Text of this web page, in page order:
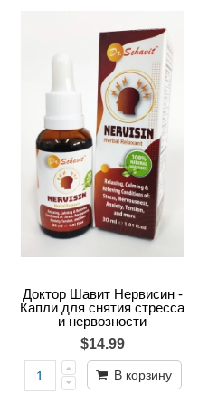
Доктор Шавит Нервисин -
Капли для снятия стресса
и нервозности
$14.99
В корзину